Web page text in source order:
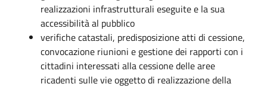
realizzazioni infrastrutturali eseguite e la sua
accessibilità al pubblico
verifiche catastali, predisposizione atti di cessione,
convocazione riunioni e gestione dei rapporti con i
cittadini interessati alla cessione delle aree
ricadenti sulle vie oggetto di realizzazione della